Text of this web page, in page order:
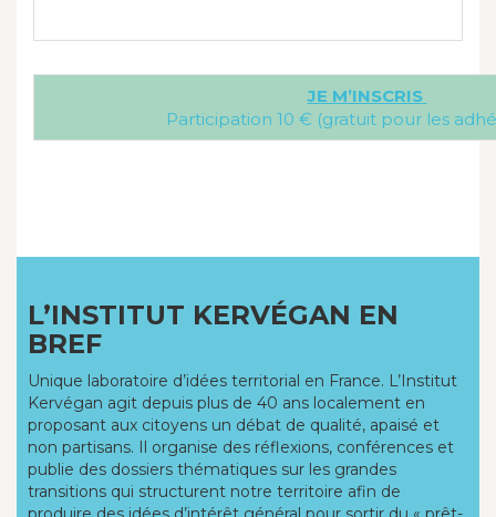
JE M’INSCRIS
Participation 10 € (gratuit pour les
L’INSTITUT KERVÉGAN EN
BREF
Unique laboratoire d’idées territorial en France. L’Institut
Kervégan agit depuis plus de 40 ans localement en
proposant aux citoyens un débat de qualité, apaisé et
non partisans. Il organise des réflexions, conférences et
publie des dossiers thématiques sur les grandes
transitions qui structurent notre territoire afin de